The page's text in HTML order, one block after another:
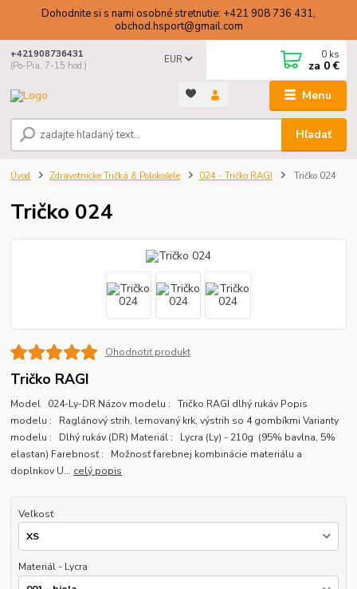
Dohodnite si s nami osobné stretnutie: +421 908 736 431,
obchod.hsport@gmail.com
Menu
EUR
Hľadať
+421908736431
(Po-Pia, 7-15 hod.)
0 ks
za 0 €
Úvod Zdravotnícke Tričká & Polokošele 024 - Tričko RAGI Tričko 024
Tričko 024
Ohodnotiť produkt
Tričko RAGI
Model 024-Ly-DR Názov modelu : Tričko RAGI dlhý rukáv Popis
modelu : Raglánový strih, lemovaný krk, výstrih so 4 gombíkmi Varianty
modelu : Dlhý rukáv (DR) Materiál : Lycra (Ly) - 210g (95% bavlna, 5%
elastan) Farebnosť : Možnosť farebnej kombinácie materiálu a
doplnkov U... celý popis
Veľkosť
Materiál - Lycra